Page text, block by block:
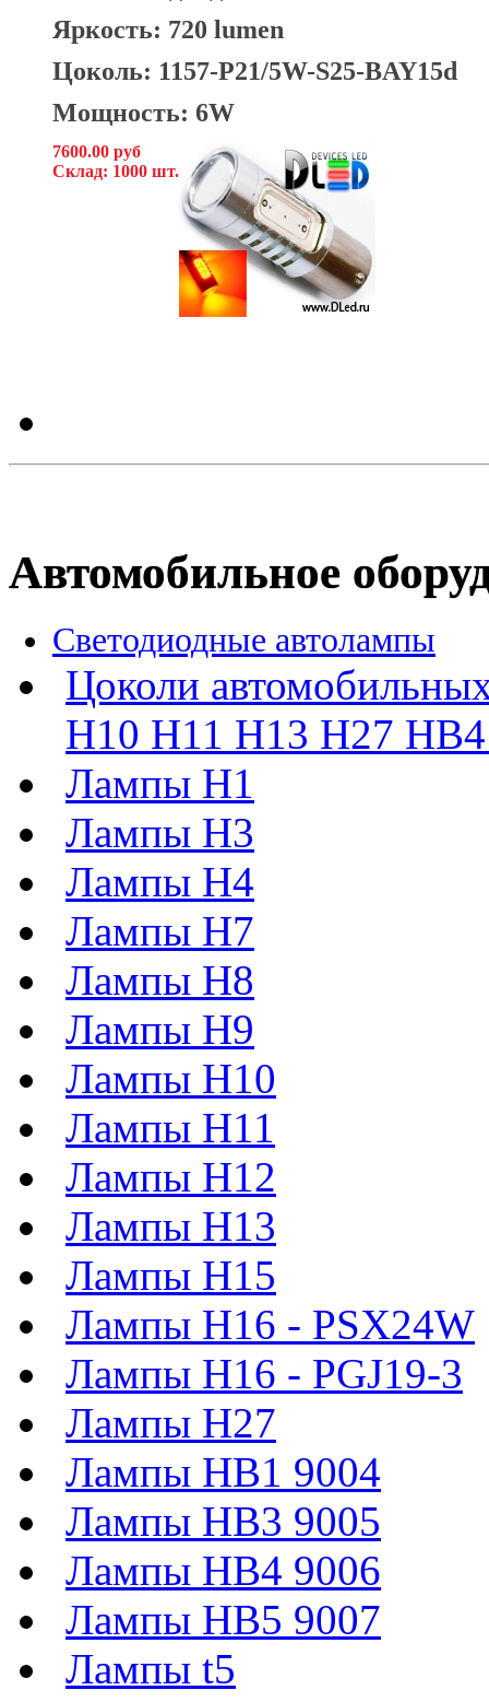
Яркость: 720 lumen
Цоколь: 1157-P21/5W-S25-BAY15d
Мощность: 6W
7600.00 руб
Склад: 1000 шт.
Автомобильное
Светодиодные автолампы
Цоколи
H10 H11 H13 H27
Лампы H1
Лампы H3
Лампы H4
Лампы H7
Лампы H8
Лампы H9
Лампы H10
Лампы H11
Лампы H12
Лампы H13
Лампы H15
Лампы H16 - PSX24W
Лампы H16 - PGJ19-3
Лампы H27
Лампы HB1 9004
Лампы HB3 9005
Лампы HB4 9006
Лампы HB5 9007
Лампы t5